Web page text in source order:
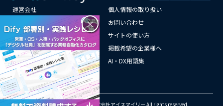
大型車専用 巻き込み警告システム SEES-
1000シリーズ
Neural Network Console
運営会社
個人情報の取り扱い
お問い合わせ
メールマガジン登録
サイトの使い方
情報提供はこちらから
掲載希望の企業様へ
AI企業一覧
AI・DX用語集
サイトマップ
© Copyright 2018-2026 株式会社アイスマイリー All rights reserved.
×